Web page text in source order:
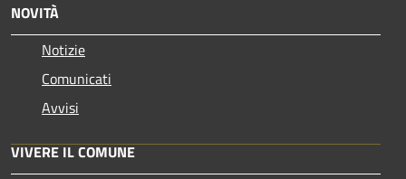
NOVITÀ
Notizie
Comunicati
Avvisi
VIVERE IL COMUNE